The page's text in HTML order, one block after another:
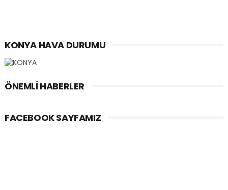
KONYA HAVA DURUMU
ÖNEMLI HABERLER
FACEBOOK SAYFAMIZ